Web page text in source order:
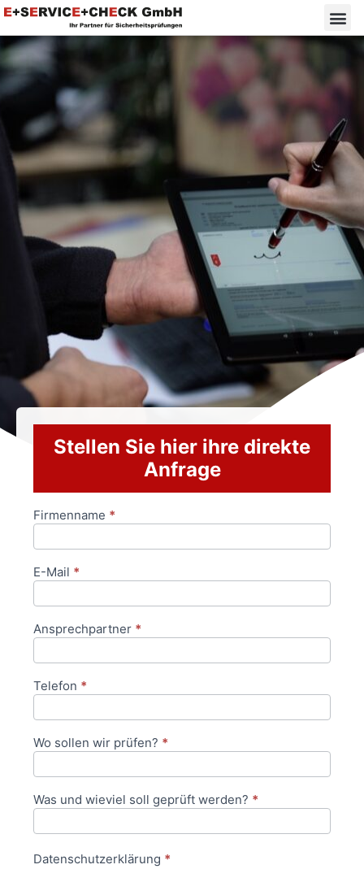
Stellen Sie hier ihre direkte
Anfrage
Anfrageformular
Firmenname *
E-Mail *
Ansprechpartner *
Telefon *
Wo sollen wir prüfen? *
Was und wieviel soll geprüft werden? *
Datenschutzerklärung *